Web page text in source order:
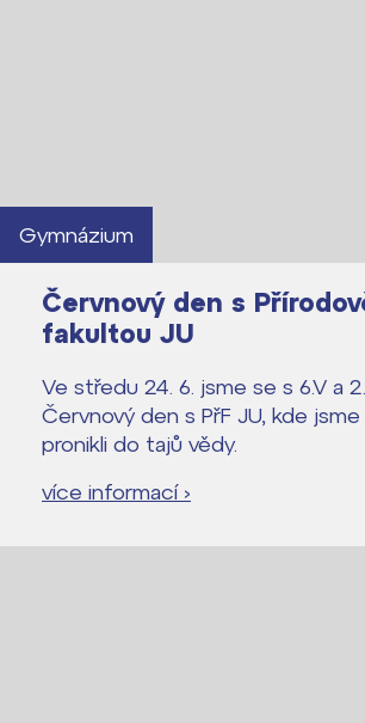
Gymnázium
Červnový den s
fakultou JU
Ve středu 24. 6. jsme se s 6.V a
Červnový den s PřF JU, kde
pronikli do tajů vědy.
více informací ›
Lidé často hledají
Proč se stát studentem Gymnázia